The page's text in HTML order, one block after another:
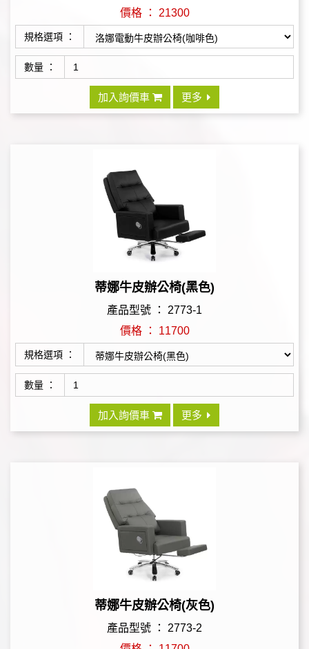
價格 ： 21300
規格選項 ：
數量 ：
加入詢價車 更多
蒂娜牛皮辦公椅(黑色)
產品型號 ： 2773-1
價格 ： 11700
規格選項 ：
數量 ：
加入詢價車 更多
蒂娜牛皮辦公椅(灰色)
產品型號 ： 2773-2